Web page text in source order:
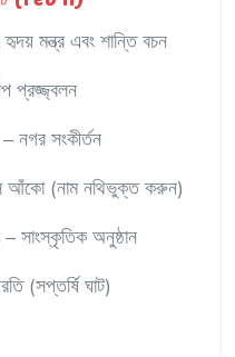
মন্ত্র এবং শান্তি বচন
প্রজ্জ্বলন
নগর সংকীর্তন
আঁকো (নাম নথিভুক্ত করুন)
সাংস্কৃতিক অনুষ্ঠান
(সপ্তর্ষি ঘাট)